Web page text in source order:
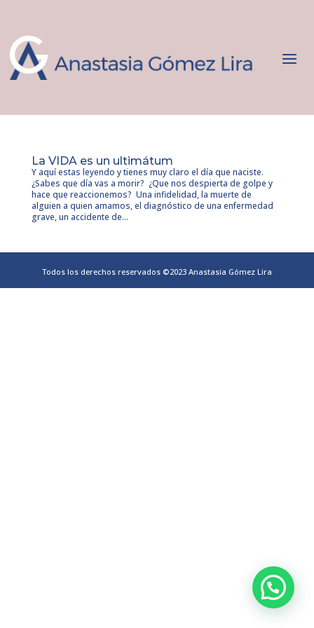
La VIDA es un ultimátum
Y aquí estas leyendo y tienes muy claro el día que naciste.
¿Sabes que día vas a morir? ¿Que nos despierta de golpe y
hace que reaccionemos? Una infidelidad, la muerte de
alguien a quien amamos, el diagnóstico de una enfermedad
grave, un accidente de...
Todos los derechos reservados ©2023 Anastasia Gómez Lira